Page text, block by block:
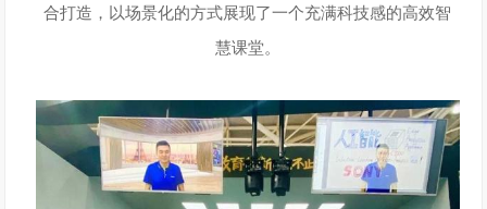
合打造，以场景化的方式展现了一个充满科技感的高效智
慧课堂。